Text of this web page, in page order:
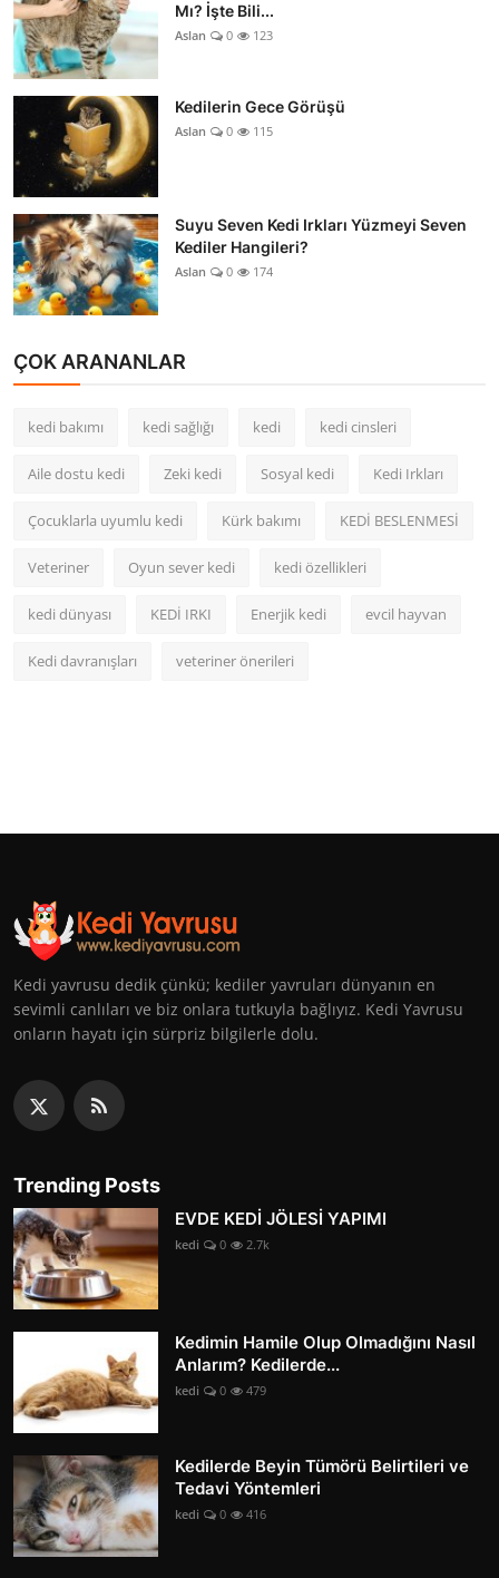
Mı? İşte Bili...
Aslan 0 123
Kedilerin Gece Görüşü
Aslan 0 115
Suyu Seven Kedi Irkları Yüzmeyi Seven
Kediler Hangileri?
Aslan 0 174
ÇOK ARANANLAR
kedi bakımı kedi sağlığı kedi kedi cinsleri
Aile dostu kedi Zeki kedi Sosyal kedi Kedi Irkları
Çocuklarla uyumlu kedi Kürk bakımı KEDİ BESLENMESİ
Veteriner Oyun sever kedi kedi özellikleri
kedi dünyası KEDİ IRKI Enerjik kedi evcil hayvan
Kedi davranışları veteriner önerileri
Kedi yavrusu dedik çünkü; kediler yavruları dünyanın en
sevimli canlıları ve biz onlara tutkuyla bağlıyız. Kedi Yavrusu
onların hayatı için sürpriz bilgilerle dolu.
Trending Posts
EVDE KEDİ JÖLESİ YAPIMI
kedi 0 2.7k
Kedimin Hamile Olup Olmadığını Nasıl
Anlarım? Kedilerde...
kedi 0 479
Kedilerde Beyin Tümörü Belirtileri ve
Tedavi Yöntemleri
kedi 0 416